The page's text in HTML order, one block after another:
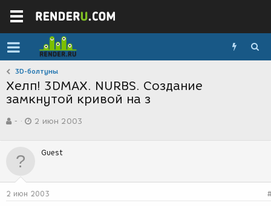
3D-болтуны
Хелп! 3DMAX. NURBS. Создание
замкнутой кривой на з
в
р
-
а
д
2 июн 2003
Guest
2 июн 2003